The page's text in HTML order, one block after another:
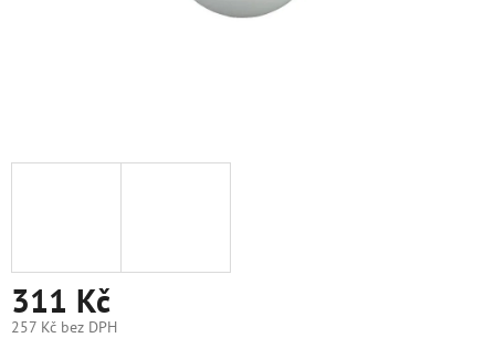
311 Kč
257 Kč bez DPH